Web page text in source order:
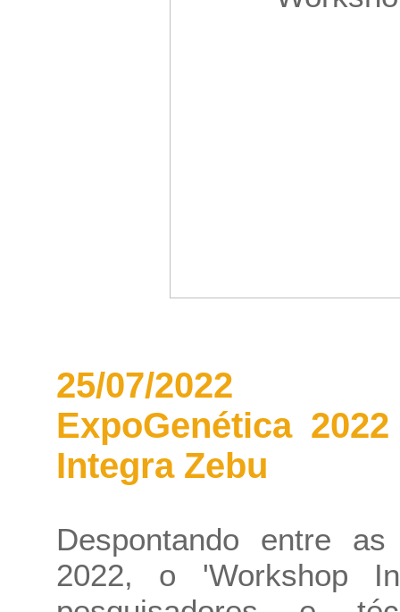
25/07/2022
ExpoGenética
Integra Zebu
Despontando entre
2022, o 'Workshop